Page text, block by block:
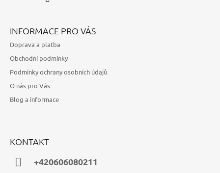
INFORMACE PRO VÁS
Doprava a platba
Obchodní podmínky
Podmínky ochrany osobních údajů
O nás pro Vás
Blog a informace
KONTAKT
+420606080211